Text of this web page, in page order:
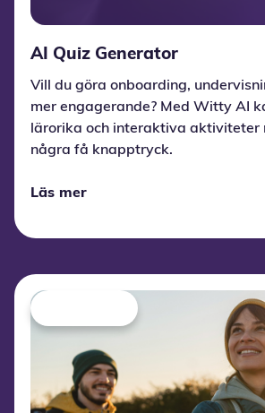
AI Quiz Generator
Vill du göra onboarding,
mer engagerande? Med Witty AI
lärorika och interaktiva aktiviteter
några få knapptryck.
Läs mer